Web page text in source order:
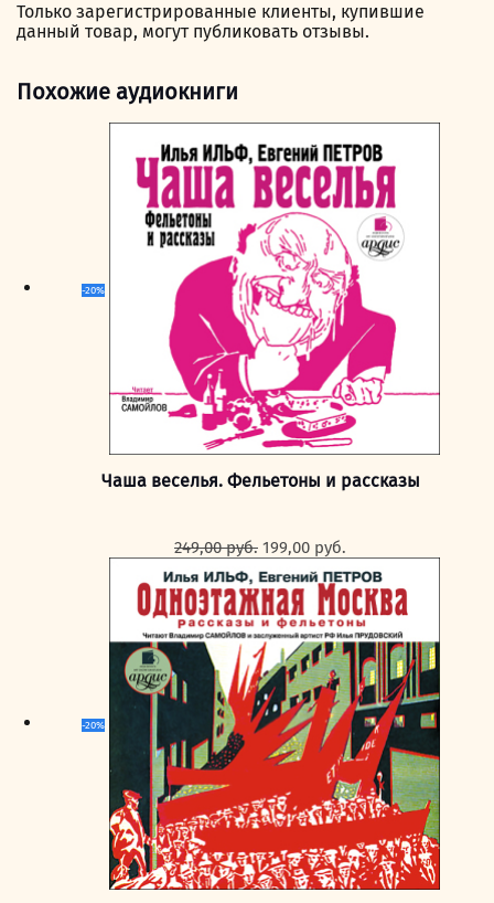
Только зарегистрированные клиенты, купившие
данный товар, могут публиковать отзывы.
Похожие аудиокниги
-20%
Чаша веселья. Фельетоны и рассказы
249,00руб. Первоначальная
цена
составляла
249,00 руб..
199,00 руб.
цена:
199,00 руб..
-20%